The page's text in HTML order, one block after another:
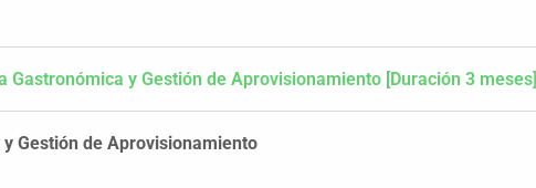
Gastronómica y Gestión de Aprovisionamiento [Duración 3 meses]
Gestión de Aprovisionamiento